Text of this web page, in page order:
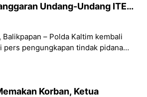
Undang-Undang ITE
– Polda Kaltim kembali
pengungkapan tindak pidana
Korban, Ketua